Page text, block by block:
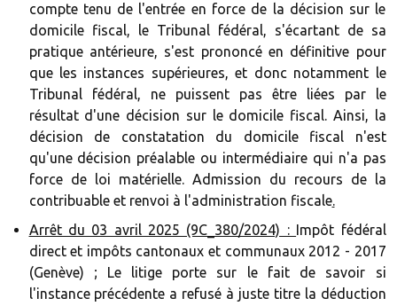
compte tenu de l'entrée en force de la décision sur le
domicile fiscal, le Tribunal fédéral, s'écartant de sa
pratique antérieure, s'est prononcé en définitive pour
que les instances supérieures, et donc notamment le
Tribunal fédéral, ne puissent pas être liées par le
résultat d'une décision sur le domicile fiscal. Ainsi, la
décision de constatation du domicile fiscal n'est
qu'une décision préalable ou intermédiaire qui n'a pas
force de loi matérielle. Admission du recours de la
contribuable et renvoi à l'administration fiscale.‍
Arrêt du 03 avril 2025 (9C_380/2024) : Impôt fédéral
direct et impôts cantonaux et communaux 2012 - 2017
(Genève) ; Le litige porte sur le fait de savoir si
l'instance précédente a refusé à juste titre la déduction